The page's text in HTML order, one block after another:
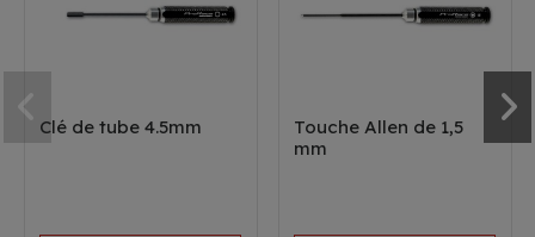
Clé de tube 4.5mm
Touche Allen de 1,5
mm